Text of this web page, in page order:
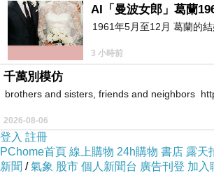
AI「曼波女郎」葛蘭
1961年5月至12月 葛蘭的
3 小時前
千萬別模仿
brothers and sisters, friends and neighbors
2026-08-06
登入 註冊
PChome首頁 線上購物 24h購物 書店 露天
新聞 /氣象 股市 個人新聞台 廣告刊登 加入